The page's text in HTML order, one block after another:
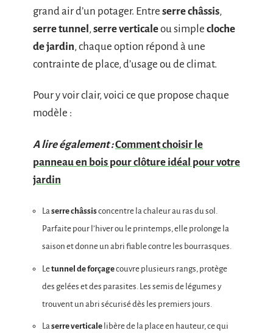
grand air d’un potager. Entre serre châssis,
serre tunnel, serre verticaleou simple cloche
de jardin, chaque option répond à une
contrainte de place, d’usage ou de climat.
Pour y voir clair, voici ce que propose chaque
modèle :
A lire également :Comment choisir le
panneau en bois pour clôture idéal pour votre
jardin
Laserre châssisconcentre la chaleur au ras du sol.
Parfaite pour l’hiver ou le printemps, elle prolonge la
saison et donne un abri fiable contre les bourrasques.
Letunnel de forçagecouvre plusieurs rangs, protège
des gelées et des parasites. Les semis de légumes y
trouvent un abri sécurisé dès les premiers jours.
Laserre verticale libère de la place en hauteur, ce qui